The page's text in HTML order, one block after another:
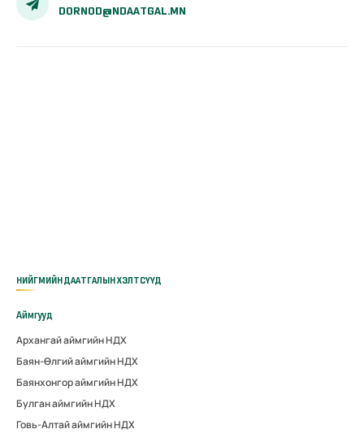
DORNOD@NDAATGAL.MN
НИЙГМИЙН ДААТГАЛЫН ХЭЛТСҮҮД
Аймгууд
Архангай аймгийн НДХ
Баян-Өлгий аймгийн НДХ
Баянхонгор аймгийн НДХ
Булган аймгийн НДХ
Говь-Алтай аймгийн НДХ